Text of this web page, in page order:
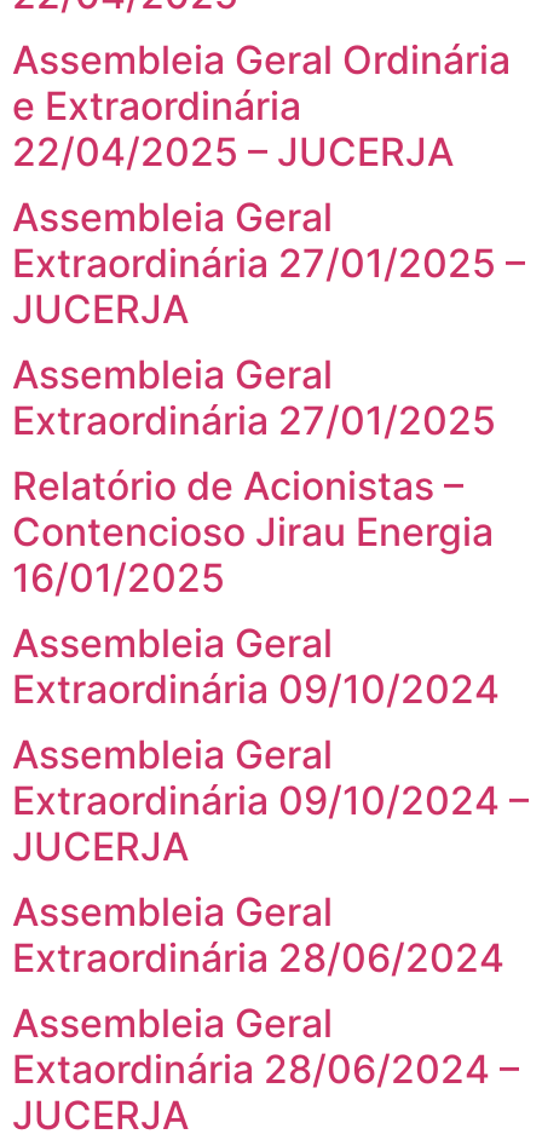
Assembleia Geral Ordinária
e Extraordinária
22/04/2025 – JUCERJA
Assembleia Geral
Extraordinária 27/01/2025 –
JUCERJA
Assembleia Geral
Extraordinária 27/01/2025
Relatório de Acionistas –
Contencioso Jirau Energia
16/01/2025
Assembleia Geral
Extraordinária 09/10/2024
Assembleia Geral
Extraordinária 09/10/2024 –
JUCERJA
Assembleia Geral
Extraordinária 28/06/2024
Assembleia Geral
Extaordinária 28/06/2024 –
JUCERJA